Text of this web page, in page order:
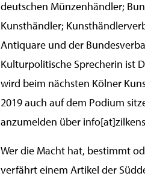
deutschen Münzenhändler;
Kunsthändler;
Antiquare und der
Kulturpolitische Sprecherin ist
wird beim nächsten Kölner
2019 auch auf dem Podium
anzumelden über
Wer die Macht hat, bestimmt
verfährt einem Artikel der